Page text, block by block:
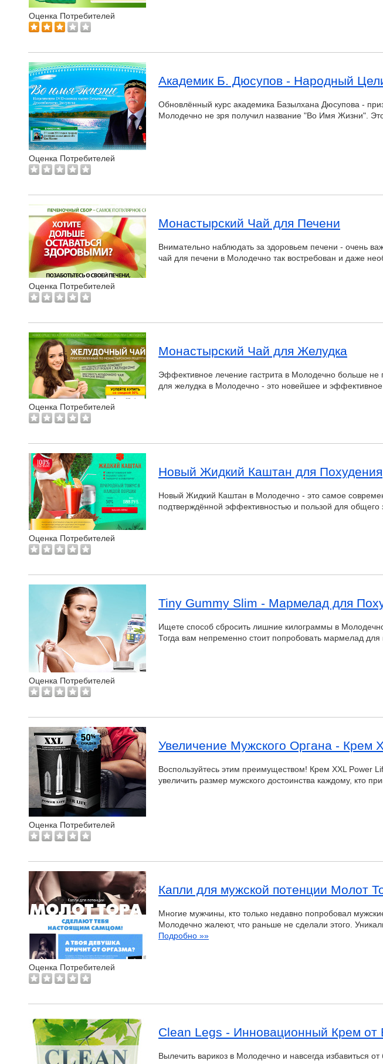
Оценка Потребителей
Оценка Потребителей
Академик Б. Дюсупов - Народный
Обновлённый курс академика Базылхана Дюсупова -
Молодечно не зря получил название "Во Имя Жизни".
Оценка Потребителей
Монастырский Чай для Печени
Внимательно наблюдать за здоровьем печени - очень
чай для печени в Молодечно так востребован и даже
Оценка Потребителей
Монастырский Чай для Желудка
Эффективное лечение гастрита в Молодечно больше
для желудка в Молодечно - это новейшее и эффективное
Оценка Потребителей
Новый Жидкий Каштан для Похудения
Новый Жидкий Каштан в Молодечно - это самое
подтверждённой эффективностью и пользой для общего
Оценка Потребителей
Tiny Gummy Slim - Мармелад для
Ищете способ сбросить лишние килограммы в
Тогда вам непременно стоит попробовать мармелад для
Оценка Потребителей
Увеличение Мужского Органа - Крем
Воспользуйтесь этим преимуществом! Крем XXL Power
увеличить размер мужского достоинства каждому, кто
Оценка Потребителей
Капли для мужской потенции Молот
Многие мужчины, кто только недавно попробовал
Молодечно жалеют, что раньше не сделали этого.
Подробно »»
Clean Legs - Инновационный Крем от
Вылечить варикоз в Молодечно и навсегда избавиться